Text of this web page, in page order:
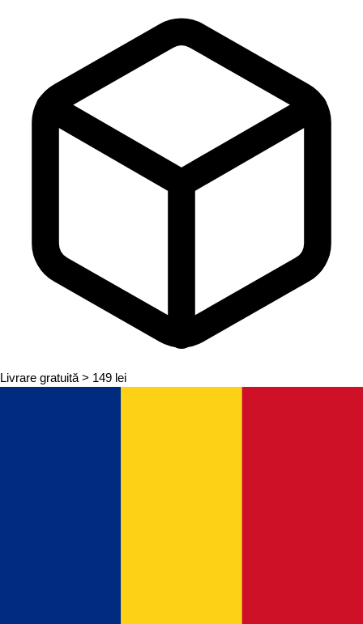
Livrare gratuită > 149 lei